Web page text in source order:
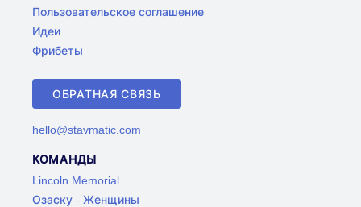
Пользовательское соглашение
Идеи
Фрибеты
ОБРАТНАЯ СВЯЗЬ
hello@stavmatic.com
КОМАНДЫ
Lincoln Memorial
Озаску - Женщины